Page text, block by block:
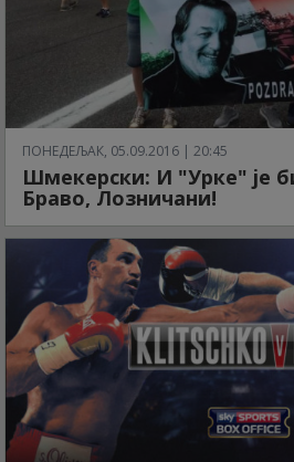
ПОНЕДЕЉАК, 05.09.2016 | 20:45
Шмекерски: И "Урке" је
Браво, Лозничани!